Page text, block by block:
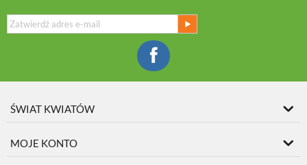
ŚWIAT KWIATÓW
MOJE KONTO